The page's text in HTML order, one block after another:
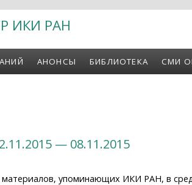
ИКИ РАН
АНОНСЫ БИБЛИОТЕКА СМИ
— 08.11.2015
упоминающих ИКИ РАН, в